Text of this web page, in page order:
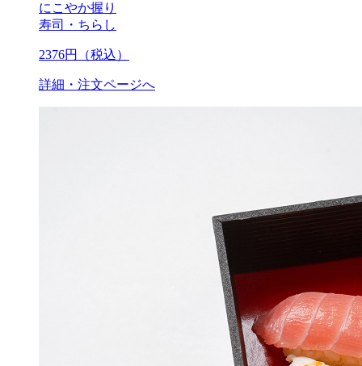
にこやか握り
寿司・ちらし
2376円（税込）
詳細・注文ページへ